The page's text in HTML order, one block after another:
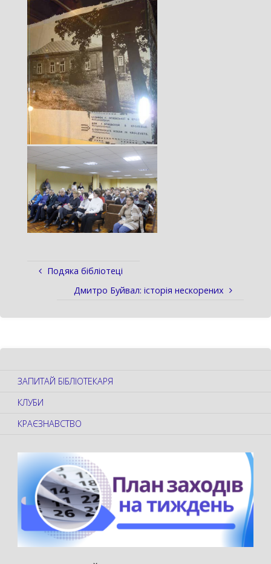
Подяка бібліотеці
Дмитро Буйвал: історія нескорених
ЗАПИТАЙ БІБЛІОТЕКАРЯ
КЛУБИ
КРАЄЗНАВСТВО